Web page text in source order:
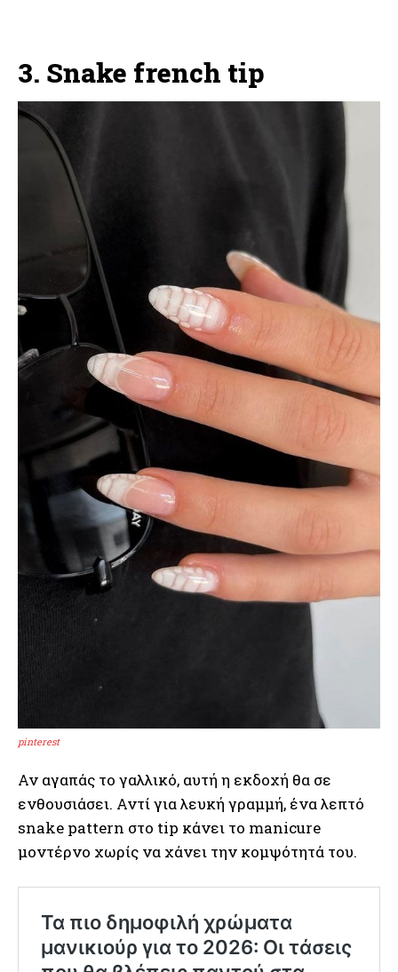
3. Snake french tip
pinterest
Αν αγαπάς το γαλλικό, αυτή η εκδοχή θα σε
ενθουσιάσει. Αντί για λευκή γραμμή, ένα λεπτό
snake pattern στο tip κάνει το manicure
μοντέρνο χωρίς να χάνει την κομψότητά του.